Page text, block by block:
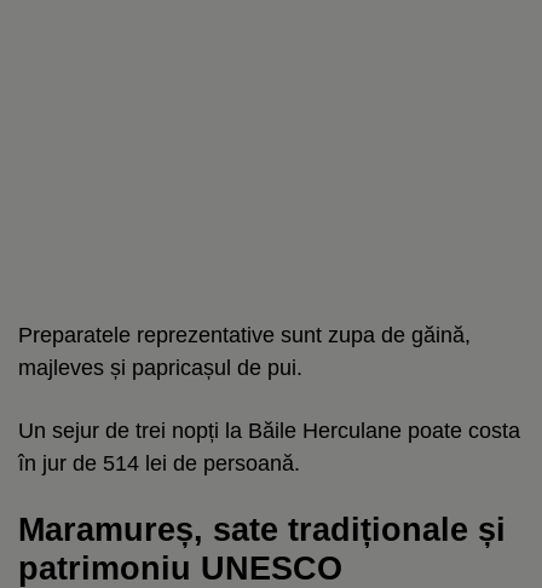
Preparatele reprezentative sunt zupa de găină,
majleves și papricașul de pui.
Un sejur de trei nopți la Băile Herculane poate costa
în jur de 514 lei de persoană.
Maramureș, sate tradiționale și
patrimoniu UNESCO